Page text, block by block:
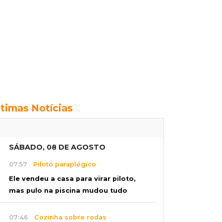
Notícias
SÁBADO, 08 DE AGOSTO
07:57 Piloto paraplégico
Ele vendeu a casa para virar piloto,
mas pulo na piscina mudou tudo
07:46 Cozinha sobre rodas